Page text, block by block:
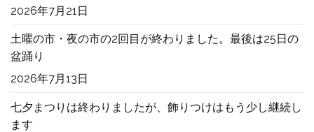
2026年7月21日
土曜の市・夜の市の2回目が終わりました。最後は25日の
盆踊り
2026年7月13日
七夕まつりは終わりましたが、飾りつけはもう少し継続し
ます